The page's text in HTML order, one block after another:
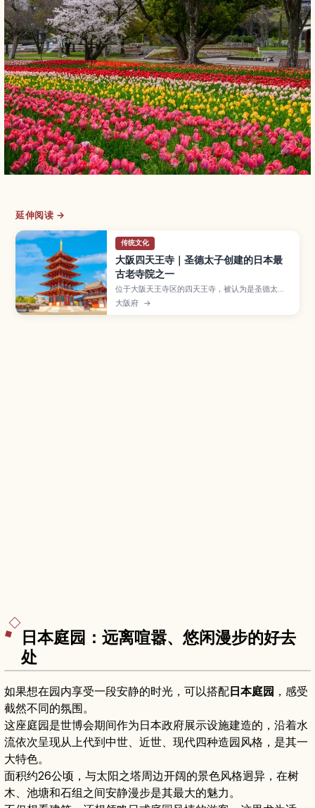
延伸阅读 →
传统文化
大阪四天王寺｜圣德太子创建的日本最
古老寺院之一
位于大阪天王寺区的四天王寺，被认为是圣德太子
为弘扬佛教而修建的日本最早官办寺院之一，寺内
伽蓝、五重塔与庭园充满历史气息。本文带你认识
大阪府 →
日本庭园：远离喧嚣、悠闲漫步的好去
处
如果想在园内享受一段安静的时光，可以搭配日本庭园 ，感受
截然不同的氛围。
这座庭园是世博会期间作为日本政府展示设施建造的，沿着水
流依次呈现从上代到中世、近世、现代四种造园风格，是其一
大特色。
面积约26公顷，与太阳之塔周边开阔的景色风格迥异，在树
木、池塘和石组之间安静漫步是其最大的魅力。